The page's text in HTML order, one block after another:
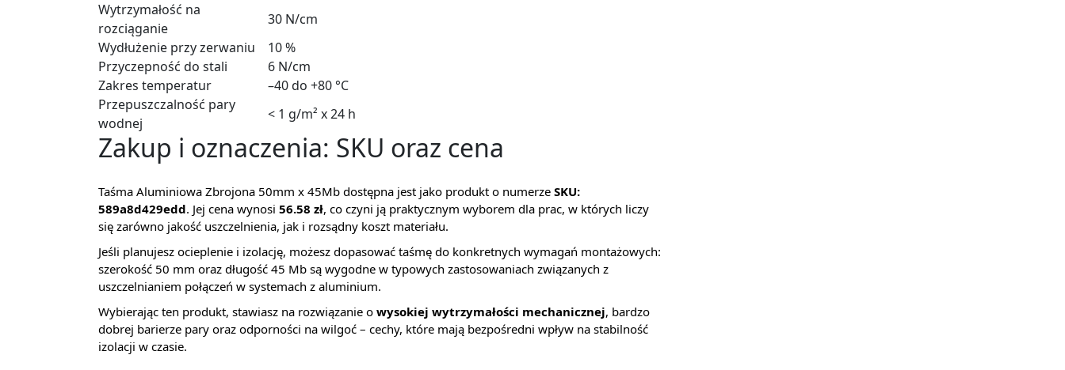
Wytrzymałość na
rozciąganie
30 N/cm
Wydłużenie przy zerwaniu
10 %
Przyczepność do stali
6 N/cm
Zakres temperatur
–40 do +80 °C
Przepuszczalność pary
wodnej
< 1 g/m² x 24 h
Zakup i oznaczenia: SKU oraz cena
Taśma Aluminiowa Zbrojona 50mm x 45Mb dostępna jest jako produkt o numerze SKU:
589a8d429edd. Jej cena wynosi 56.58 zł, co czyni ją praktycznym wyborem dla prac, w których liczy
się zarówno jakość uszczelnienia, jak i rozsądny koszt materiału.
Jeśli planujesz ocieplenie i izolację, możesz dopasować taśmę do konkretnych wymagań montażowych:
szerokość 50 mm oraz długość 45 Mb są wygodne w typowych zastosowaniach związanych z
uszczelnianiem połączeń w systemach z aluminium.
Wybierając ten produkt, stawiasz na rozwiązanie o wysokiej wytrzymałości mechanicznej, bardzo
dobrej barierze pary oraz odporności na wilgoć – cechy, które mają bezpośredni wpływ na stabilność
izolacji w czasie.